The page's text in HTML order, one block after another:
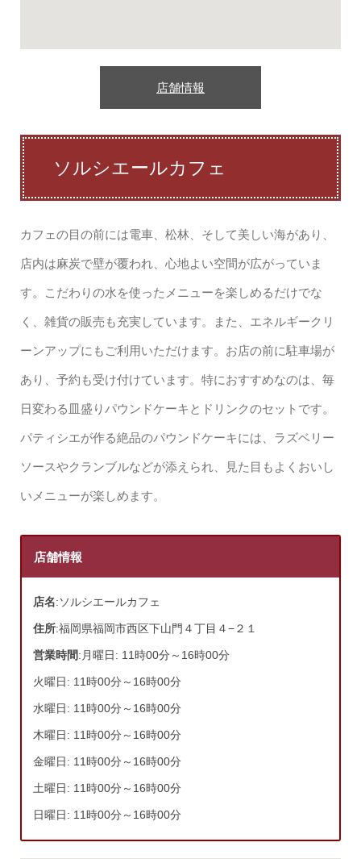
店舗情報
ソルシエールカフェ
カフェの目の前には電車、松林、そして美しい海があり、
店内は麻炭で壁が覆われ、心地よい空間が広がっていま
す。こだわりの水を使ったメニューを楽しめるだけでな
く、雑貨の販売も充実しています。また、エネルギークリ
ーンアップにもご利用いただけます。お店の前に駐車場が
あり、予約も受け付けています。特におすすめなのは、毎
日変わる皿盛りパウンドケーキとドリンクのセットです。
パティシエが作る絶品のパウンドケーキには、ラズベリー
ソースやクランブルなどが添えられ、見た目もよくおいし
いメニューが楽しめます。
店舗情報
店名:ソルシエールカフェ
住所:福岡県福岡市西区下山門４丁目４−２１
営業時間:月曜日: 11時00分～16時00分
火曜日: 11時00分～16時00分
水曜日: 11時00分～16時00分
木曜日: 11時00分～16時00分
金曜日: 11時00分～16時00分
土曜日: 11時00分～16時00分
日曜日: 11時00分～16時00分